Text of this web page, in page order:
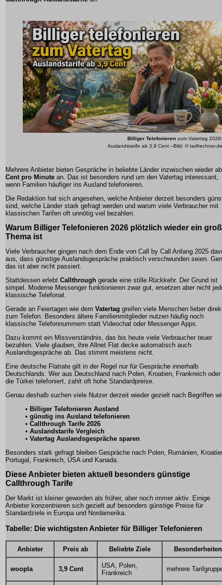
Billiger Telefonieren zum Vatertag 2026:
Auslandstarife ab 3,9 Cent --Bild: © tarifrechner.de
Mehrere Anbieter bieten Gespräche in beliebte Länder inzwischen wieder
Cent pro Minute an. Das ist besonders rund um den Vatertag interessant,
wenn Familien häufiger ins Ausland telefonieren.
Die Redaktion hat sich angesehen, welche Anbieter derzeit besonders
sind, welche Länder stark gefragt werden und warum viele Verbraucher mit
klassischen Tarifen oft unnötig viel bezahlen.
Warum Billiger Telefonieren 2026 plötzlich wieder ein
Thema ist
Viele Verbraucher gingen nach dem Ende von Call by Call Anfang 2025
aus, dass günstige Auslandsgespräche praktisch verschwunden seien.
das ist aber nicht passiert.
Stattdessen erlebt Callthrough gerade eine stille Rückkehr. Der Grund ist
simpel. Moderne Messenger funktionieren zwar gut, ersetzen aber nicht
klassische Telefonat.
Gerade an Feiertagen wie dem Vatertag greifen viele Menschen lieber
zum Telefon. Besonders ältere Familienmitglieder nutzen häufig noch
klassische Telefonnummern statt Videochat oder Messenger Apps.
Dazu kommt ein Missverständnis, das bis heute viele Verbraucher teuer
bezahlen. Viele glauben, ihre Allnet Flat decke automatisch auch
Auslandsgespräche ab. Das stimmt meistens nicht.
Eine deutsche Flatrate gilt in der Regel nur für Gespräche innerhalb
Deutschlands. Wer aus Deutschland nach Polen, Kroatien, Frankreich oder
die Türkei telefoniert, zahlt oft hohe Standardpreise.
Genau deshalb suchen viele Nutzer derzeit wieder gezielt nach Begriffen
• Billiger Telefonieren Ausland
• günstig ins Ausland telefonieren
• Callthrough Tarife 2026
• Auslandstarife Vergleich
• Vatertag Auslandsgespräche sparen
Besonders stark gefragt bleiben Gespräche nach Polen, Rumänien,
Portugal, Frankreich, USA und Kanada.
Diese Anbieter bieten aktuell besonders günstige
Callthrough Tarife
Der Markt ist kleiner geworden als früher, aber noch immer aktiv. Einige
Anbieter konzentrieren sich gezielt auf besonders günstige Preise für
Standardziele in Europa und Nordamerika.
Tabelle: Die wichtigsten Anbieter für Billiger Telefonieren
Anbieter Preis ab Beliebte Ziele Besonderheiten
woopla 3,9 Cent
USA, Polen,
Frankreich
mehrere